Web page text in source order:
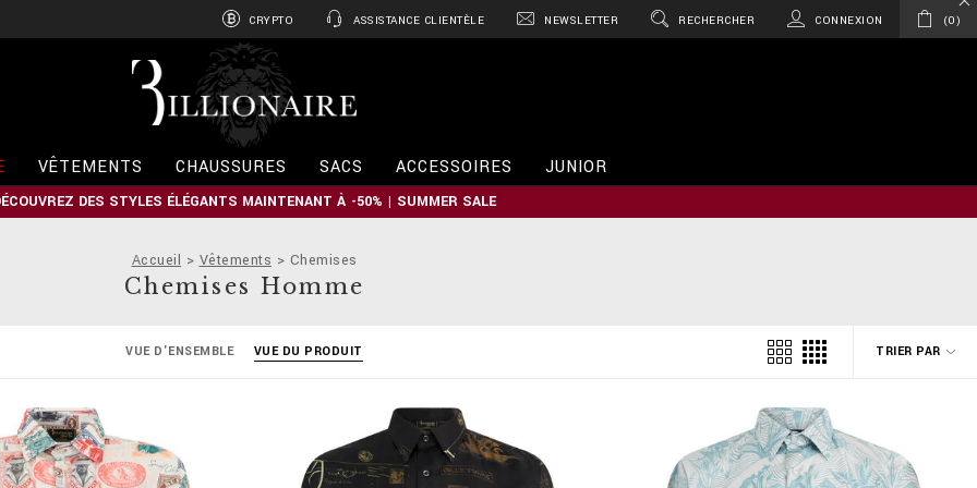
CRYPTO ASSISTANCE CLIENTÈLE NEWSLETTER RECHERCHER CONNEXION 0
l
o
n
a
VÊTEMENTS CHAUSSURES SACS ACCESSOIRES JUNIOR
DES STYLES ÉLÉGANTS MAINTENANT À -50% | SUMMER SALE
Accueil Vêtements Chemises
Chemises Homme
TRIER PAR
VUE D'ENSEMBLE VUE DU PRODUIT